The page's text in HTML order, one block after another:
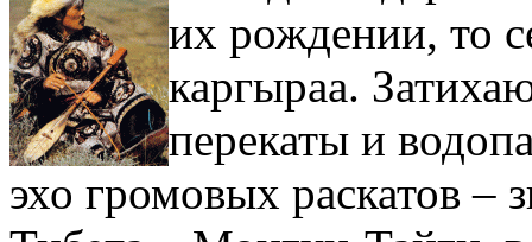
их рождении, то
каргыраа.
перекаты и
эхо громовых раскатов –